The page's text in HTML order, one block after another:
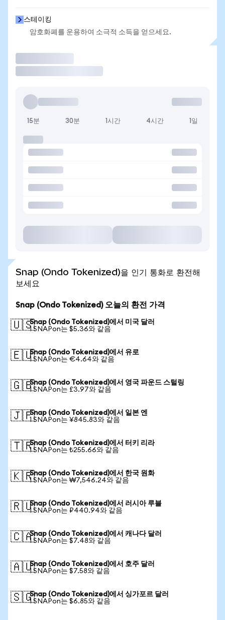
스테이킹
암호화폐를 운용하여 소극적 소득을 얻으세요.
15분 30분 1시간 4시간 1일
Snap (Ondo Tokenized)을 인기 통화로 환전해
보세요
Snap (Ondo Tokenized) 오늘의 환전 가격
🇺🇸Snap (Ondo Tokenized)에서 미국 달러
1 SNAPon는 $5.36와 같음
🇪🇺Snap (Ondo Tokenized)에서 유로
1 SNAPon는 €4.64와 같음
🇬🇧Snap (Ondo Tokenized)에서 영국 파운드 스털링
1 SNAPon는 £3.97와 같음
🇯🇵Snap (Ondo Tokenized)에서 일본 엔
1 SNAPon는 ¥845.83와 같음
🇹🇷Snap (Ondo Tokenized)에서 터키 리라
1 SNAPon는 ₺255.66와 같음
🇰🇷Snap (Ondo Tokenized)에서 한국 원화
1 SNAPon는 ₩7,546.24와 같음
🇷🇺Snap (Ondo Tokenized)에서 러시아 루블
1 SNAPon는 ₽440.94와 같음
🇨🇦Snap (Ondo Tokenized)에서 캐나다 달러
1 SNAPon는 $7.48와 같음
🇦🇺Snap (Ondo Tokenized)에서 호주 달러
1 SNAPon는 $7.58와 같음
🇸🇬Snap (Ondo Tokenized)에서 싱가포르 달러
1 SNAPon는 $6.85와 같음